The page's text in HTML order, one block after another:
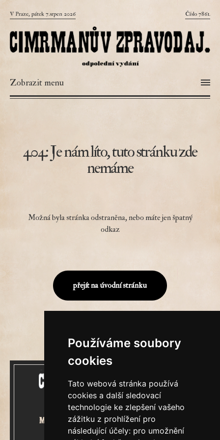
Používáme soubory
cookies
Tato webová stránka používá
cookies a další sledovací
technologie ke zlepšení vašeho
zážitku z prohlížení pro
následující účely: pro umožnění
V Praze, pátek 7.srpen 2026 Číslo 7861.
Zobrazit menu
404: Je nám líto, tuto stránku zde
nemáme
Možná byla stránka odstraněna, nebo máte jen špatný
odkaz
přejít na úvodní stránku
Mecenášem Cimrmanova Zpravodaje
je společnost